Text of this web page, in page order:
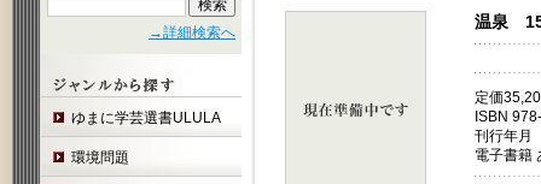
→詳細検索へ
ゆまに学芸選書ULULA
環境問題
温泉 15
定価
ISBN
刊行年月
電子書籍